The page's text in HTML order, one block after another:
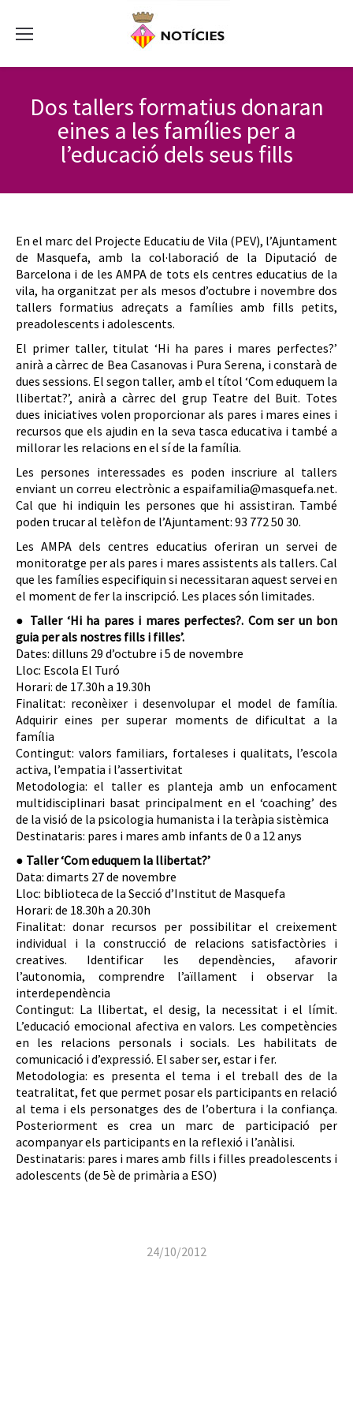
Dos tallers formatius donaran
eines a les famílies per a
l’educació dels seus fills
En el marc del Projecte Educatiu de Vila (PEV), l’Ajuntament
de Masquefa, amb la col·laboració de la Diputació de
Barcelona i de les AMPA de tots els centres educatius de la
vila, ha organitzat per als mesos d’octubre i novembre dos
tallers formatius adreçats a famílies amb fills petits,
preadolescents i adolescents.
El primer taller, titulat ‘Hi ha pares i mares perfectes?’
anirà a càrrec de Bea Casanovas i Pura Serena, i constarà de
dues sessions. El segon taller, amb el títol ‘Com eduquem la
llibertat?’, anirà a càrrec del grup Teatre del Buit. Totes
dues iniciatives volen proporcionar als pares i mares eines i
recursos que els ajudin en la seva tasca educativa i també a
millorar les relacions en el sí de la família.
Les persones interessades es poden inscriure al tallers
enviant un correu electrònic a espaifamilia@masquefa.net.
Cal que hi indiquin les persones que hi assistiran. També
poden trucar al telèfon de l’Ajuntament: 93 772 50 30.
Les AMPA dels centres educatius oferiran un servei de
monitoratge per als pares i mares assistents als tallers. Cal
que les famílies especifiquin si necessitaran aquest servei en
el moment de fer la inscripció. Les places són limitades.
● Taller ‘Hi ha pares i mares perfectes?. Com ser un bon
guia per als nostres fills i filles’.
Dates: dilluns 29 d’octubre i 5 de novembre
Lloc: Escola El Turó
Horari: de 17.30h a 19.30h
Finalitat: reconèixer i desenvolupar el model de família.
Adquirir eines per superar moments de dificultat a la
família
Contingut: valors familiars, fortaleses i qualitats, l’escola
activa, l’empatia i l’assertivitat
Metodologia: el taller es planteja amb un enfocament
multidisciplinari basat principalment en el ‘coaching’ des
de la visió de la psicologia humanista i la teràpia sistèmica
Destinataris: pares i mares amb infants de 0 a 12 anys
● Taller ‘Com eduquem la llibertat?’
Data: dimarts 27 de novembre
Lloc: biblioteca de la Secció d’Institut de Masquefa
Horari: de 18.30h a 20.30h
Finalitat: donar recursos per possibilitar el creixement
individual i la construcció de relacions satisfactòries i
creatives. Identificar les dependències, afavorir
l’autonomia, comprendre l’aïllament i observar la
interdependència
Contingut: La llibertat, el desig, la necessitat i el límit.
L’educació emocional afectiva en valors. Les competències
en les relacions personals i socials. Les habilitats de
comunicació i d’expressió. El saber ser, estar i fer.
Metodologia: es presenta el tema i el treball des de la
teatralitat, fet que permet posar els participants en relació
al tema i els personatges des de l’obertura i la confiança.
Posteriorment es crea un marc de participació per
acompanyar els participants en la reflexió i l’anàlisi.
Destinataris: pares i mares amb fills i filles preadolescents i
adolescents (de 5è de primària a ESO)
24/10/2012